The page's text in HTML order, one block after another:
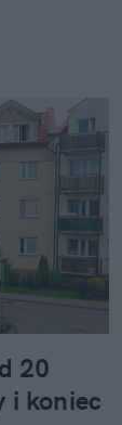
20
i koniec